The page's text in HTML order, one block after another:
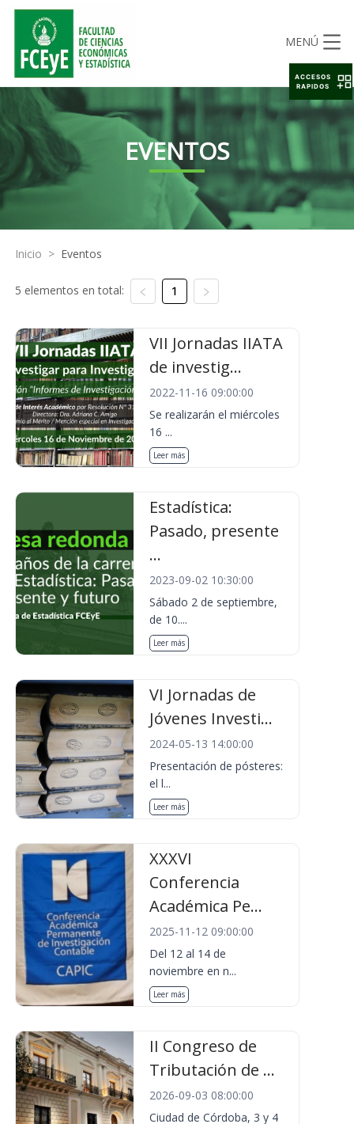
MENÚ
EVENTOS
Inicio > Eventos
5 elementos en total: 1
VII Jornadas IIATA
de investig...
2022-11-16 09:00:00
Se realizarán el miércoles
16 ...
Leer más
Estadística:
Pasado, presente
...
2023-09-02 10:30:00
Sábado 2 de septiembre,
de 10....
Leer más
VI Jornadas de
Jóvenes Investi...
2024-05-13 14:00:00
Presentación de pósteres:
el l...
Leer más
XXXVI
Conferencia
Académica Pe...
2025-11-12 09:00:00
Del 12 al 14 de
noviembre en n...
Leer más
II Congreso de
Tributación de ...
2026-09-03 08:00:00
Ciudad de Córdoba, 3 y 4
ACCESOS
RAPIDOS